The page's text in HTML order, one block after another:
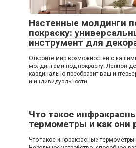
Настенные молдинги
покраску:
инструмент для
Откройте мир возможностей с
молдингами под покраску! Лепной
кардинально преобразит ваш
и индивидуальности.
Что такое
термометры и как они
Что такое инфракрасные термометры